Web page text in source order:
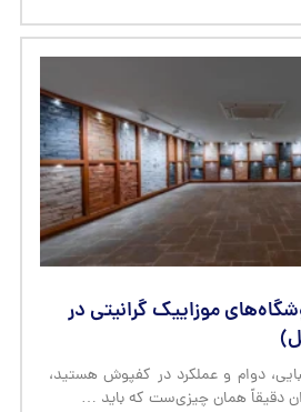
موزاییک گرانیتی در
دوام و عملکرد در کفپوش هستید،
دقیقاً همان چیزی‌ست که باید …